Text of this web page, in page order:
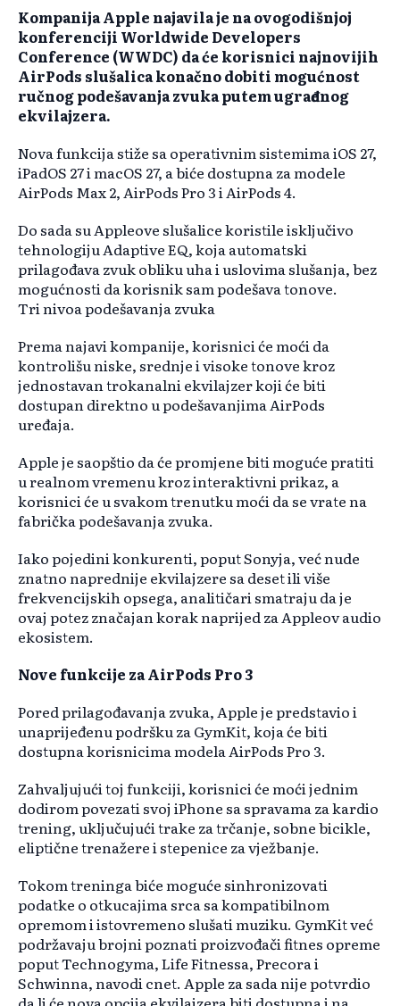
​Kompanija Apple najavila je na ovogodišnjoj
konferenciji Worldwide Developers
Conference (WWDC) da će korisnici najnovijih
AirPods slušalica konačno dobiti mogućnost
ručnog podešavanja zvuka putem ugrađenog
ekvilajzera.
Nova funkcija stiže sa operativnim sistemima iOS 27,
iPadOS 27 i macOS 27, a biće dostupna za modele
AirPods Max 2, AirPods Pro 3 i AirPods 4.
Do sada su Appleove slušalice koristile isključivo
tehnologiju Adaptive EQ, koja automatski
prilagođava zvuk obliku uha i uslovima slušanja, bez
mogućnosti da korisnik sam podešava tonove.
Tri nivoa podešavanja zvuka
Prema najavi kompanije, korisnici će moći da
kontrolišu niske, srednje i visoke tonove kroz
jednostavan trokanalni ekvilajzer koji će biti
dostupan direktno u podešavanjima AirPods
uređaja.
Apple je saopštio da će promjene biti moguće pratiti
u realnom vremenu kroz interaktivni prikaz, a
korisnici će u svakom trenutku moći da se vrate na
fabrička podešavanja zvuka.
Iako pojedini konkurenti, poput Sonyja, već nude
znatno naprednije ekvilajzere sa deset ili više
frekvencijskih opsega, analitičari smatraju da je
ovaj potez značajan korak naprijed za Appleov audio
ekosistem.
Nove funkcije za AirPods Pro 3
Pored prilagođavanja zvuka, Apple je predstavio i
unaprijeđenu podršku za GymKit, koja će biti
dostupna korisnicima modela AirPods Pro 3.
Zahvaljujući toj funkciji, korisnici će moći jednim
dodirom povezati svoj iPhone sa spravama za kardio
trening, uključujući trake za trčanje, sobne bicikle,
eliptične trenažere i stepenice za vježbanje.
Tokom treninga biće moguće sinhronizovati
podatke o otkucajima srca sa kompatibilnom
opremom i istovremeno slušati muziku. GymKit već
podržavaju brojni poznati proizvođači fitnes opreme
poput Technogyma, Life Fitnessa, Precora i
Schwinna, navodi cnet. Apple za sada nije potvrdio